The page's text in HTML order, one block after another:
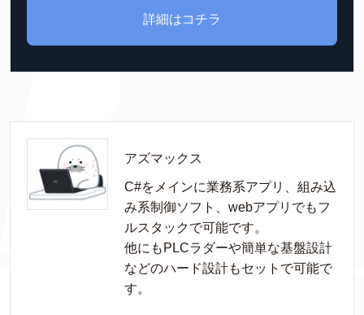
詳細はコチラ
アズマックス
C#をメインに業務系アプリ、組み込
み系制御ソフト、webアプリでもフ
ルスタックで可能です。
他にもPLCラダーや簡単な基盤設計
などのハード設計もセットで可能で
す。